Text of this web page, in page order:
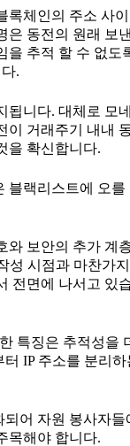
록체인의 주소 사이
은 동전의 원래 보
을 추적 할 수 없도
.
됩니다. 대체로 모
이 거래주기 내내
을 확신합니다.
블랙리스트에 오를
와 보안의 추가 계
성 시점과 마찬가
전면에 나서고 있
특징은 추적성을
IP 주소를 분리하
어 자원 봉사자들
목해야 합니다.